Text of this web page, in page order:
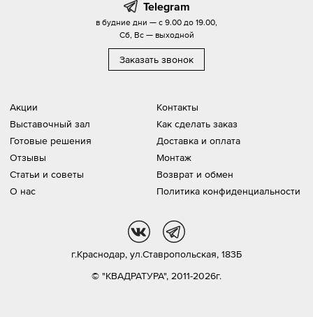
Акции
Выставочный зал
Готовые решения
Отзывы
Статьи и советы
О нас
Контакты
Как сделать заказ
Доставка и оплата
Монтаж
Возврат и обмен
Политика конфиденциальности
Telegram
в будние дни — с 9.00 до 19.00,
Сб, Вс — выходной
Заказать звонок
© "КВАДРАТУРА", 2011-2026г.
г.Краснодар, ул.Ставропольская, 183Б
vk tg